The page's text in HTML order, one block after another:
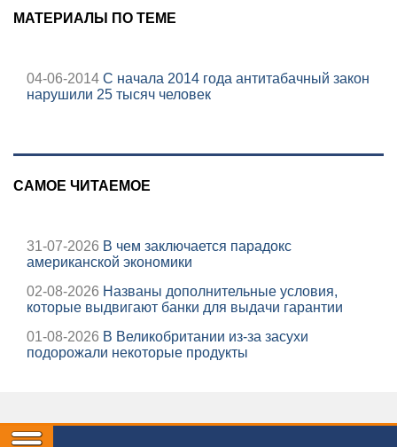
МАТЕРИАЛЫ ПО ТЕМЕ
04-06-2014 С начала 2014 года антитабачный закон
нарушили 25 тысяч человек
САМОЕ ЧИТАЕМОЕ
31-07-2026 В чем заключается парадокс
американской экономики
02-08-2026 Названы дополнительные условия,
которые выдвигают банки для выдачи гарантии
01-08-2026 В Великобритании из-за засухи
подорожали некоторые продукты